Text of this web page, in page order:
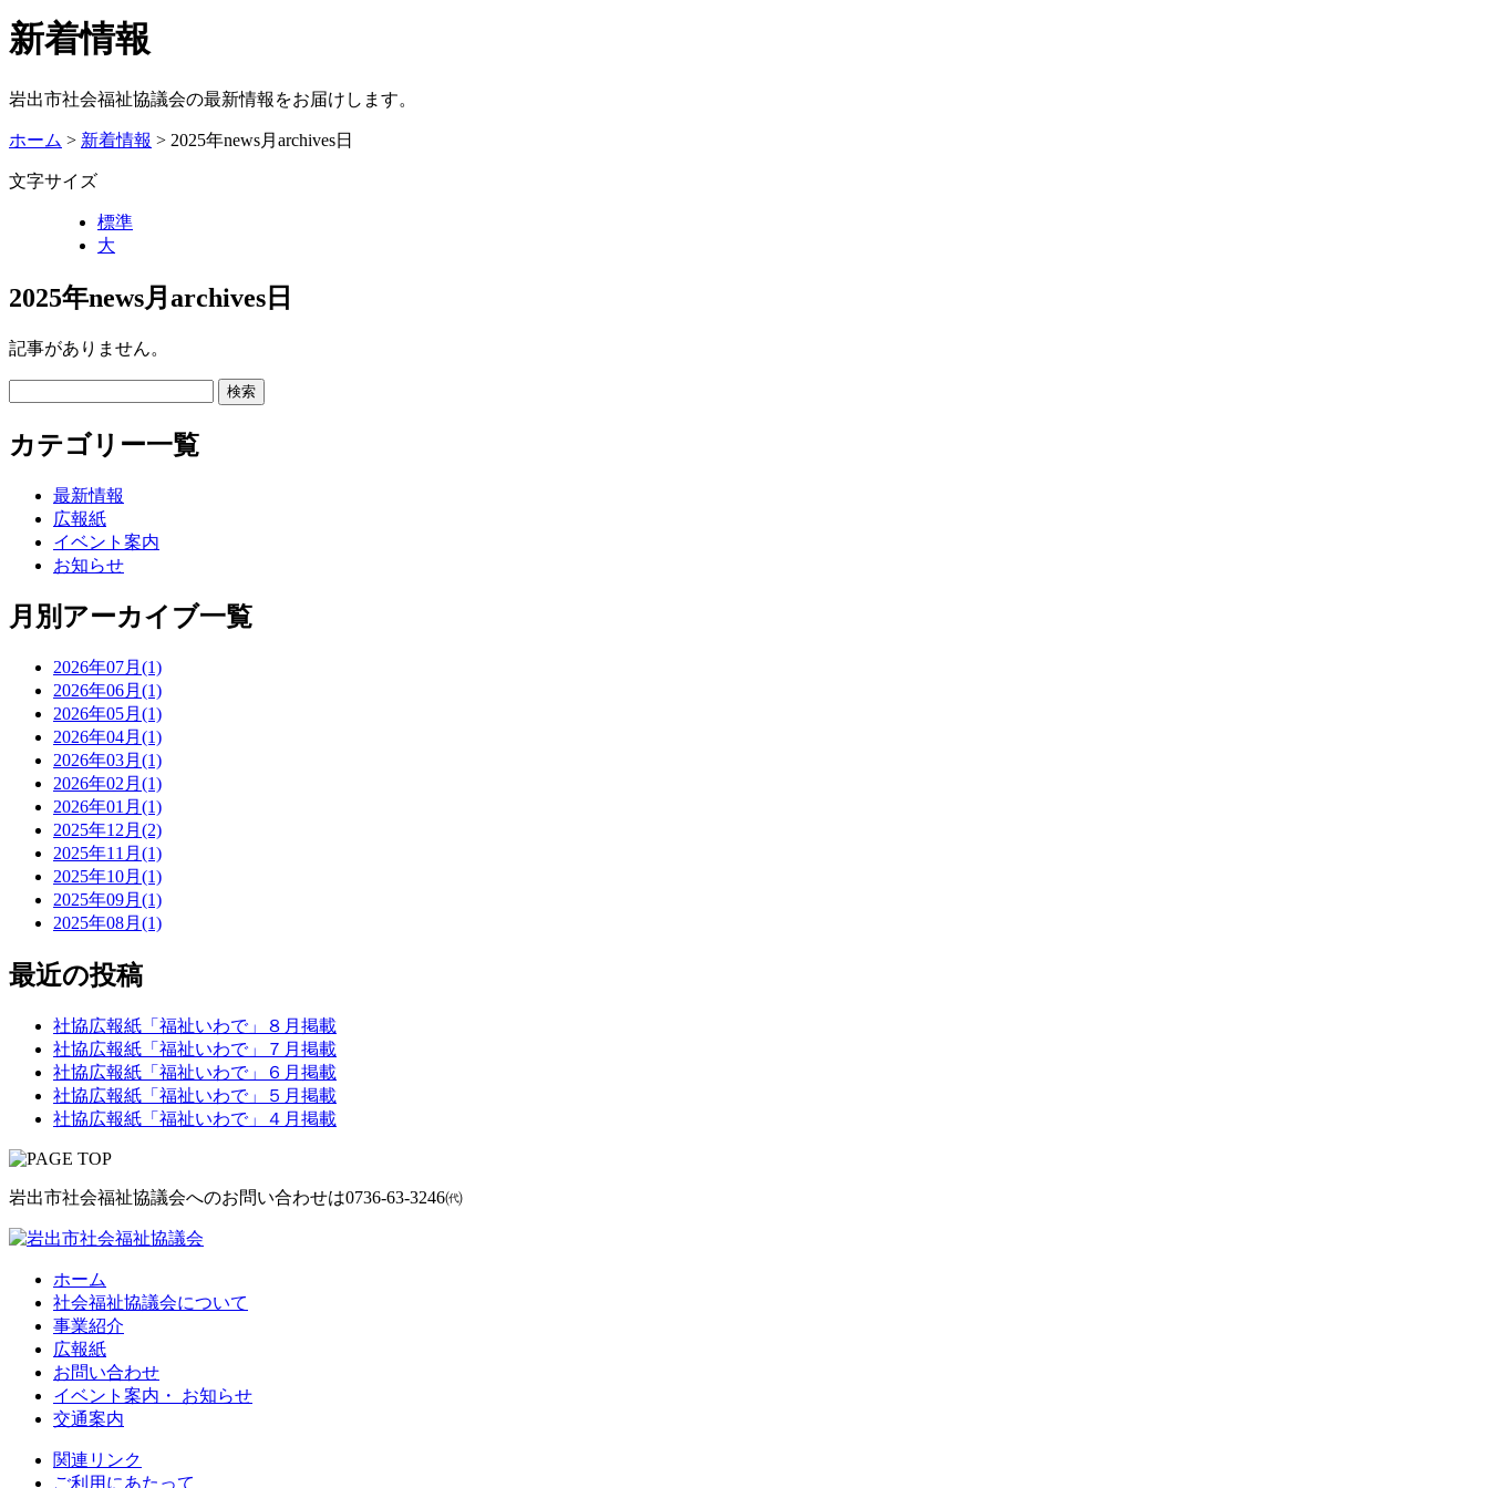
新着情報
岩出市社会福祉協議会の最新情報をお届けします。
ホーム > 新着情報 > 2025年news月archives日
文字サイズ
標準
大
2025年news月archives日
記事がありません。
カテゴリー一覧
最新情報
広報紙
イベント案内
お知らせ
月別アーカイブ一覧
2026年07月(1)
2026年06月(1)
2026年05月(1)
2026年04月(1)
2026年03月(1)
2026年02月(1)
2026年01月(1)
2025年12月(2)
2025年11月(1)
2025年10月(1)
2025年09月(1)
2025年08月(1)
最近の投稿
社協広報紙「福祉いわで」８月掲載
社協広報紙「福祉いわで」７月掲載
社協広報紙「福祉いわで」６月掲載
社協広報紙「福祉いわで」５月掲載
社協広報紙「福祉いわで」４月掲載
岩出市社会福祉協議会へのお問い合わせは0736-63-3246㈹
ホーム
社会福祉協議会について
事業紹介
広報紙
お問い合わせ
イベント案内・ お知らせ
交通案内
関連リンク
ご利用にあたって